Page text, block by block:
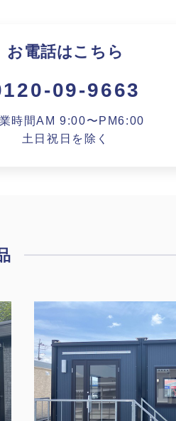
まわり財団
お電話はこちら
09-9663
時間AM 9:00〜PM6:00
土日祝日を除く